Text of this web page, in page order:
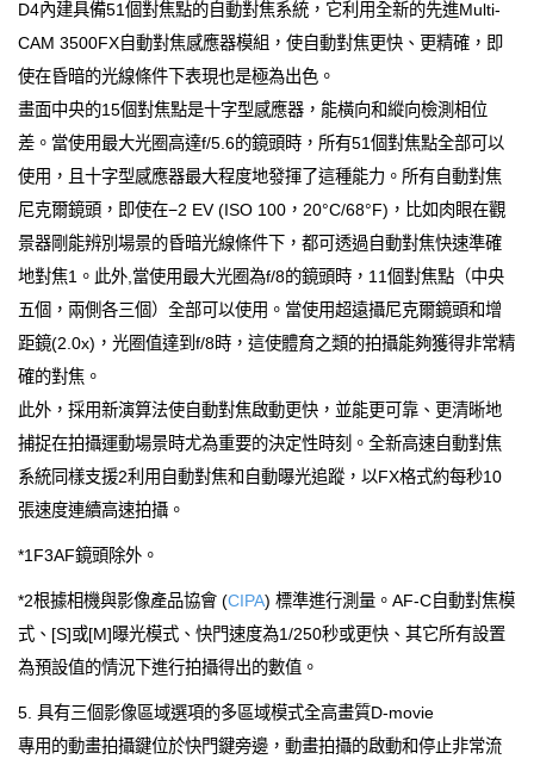
D4內建具備51個對焦點的自動對焦系統，它利用全新的先進Multi-
CAM 3500FX自動對焦感應器模組，使自動對焦更快、更精確，即
使在昏暗的光線條件下表現也是極為出色。
畫面中央的15個對焦點是十字型感應器，能橫向和縱向檢測相位
差。當使用最大光圈高達f/5.6的鏡頭時，所有51個對焦點全部可以
使用，且十字型感應器最大程度地發揮了這種能力。所有自動對焦
尼克爾鏡頭，即使在−2 EV (ISO 100，20°C/68°F)，比如肉眼在觀
景器剛能辨別場景的昏暗光線條件下，都可透過自動對焦快速準確
地對焦1。此外,當使用最大光圈為f/8的鏡頭時，11個對焦點（中央
五個，兩側各三個）全部可以使用。當使用超遠攝尼克爾鏡頭和增
距鏡(2.0x)，光圈值達到f/8時，這使體育之類的拍攝能夠獲得非常精
確的對焦。
此外，採用新演算法使自動對焦啟動更快，並能更可靠、更清晰地
捕捉在拍攝運動場景時尤為重要的決定性時刻。全新高速自動對焦
系統同樣支援2利用自動對焦和自動曝光追蹤，以FX格式約每秒10
張速度連續高速拍攝。
*1F3AF鏡頭除外。
*2根據相機與影像產品協會 (CIPA) 標準進行測量。AF-C自動對焦模
式、[S]或[M]曝光模式、快門速度為1/250秒或更快、其它所有設置
為預設值的情況下進行拍攝得出的數值。
5. 具有三個影像區域選項的多區域模式全高畫質D-movie
專用的動畫拍攝鍵位於快門鍵旁邊，動畫拍攝的啟動和停止非常流